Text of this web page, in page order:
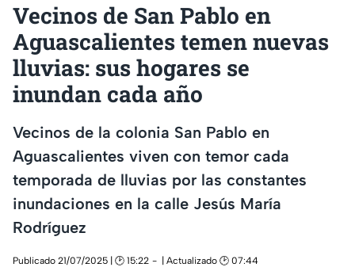
Vecinos de San Pablo en
Aguascalientes temen nuevas
lluvias: sus hogares se
inundan cada año
Vecinos de la colonia San Pablo en
Aguascalientes viven con temor cada
temporada de lluvias por las constantes
inundaciones en la calle Jesús María
Rodríguez
Publicado 21/07/2025 | 🕑 15:22
| Actualizado 🕑 07:44